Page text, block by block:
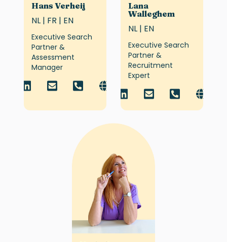
Hans Verheij
NL | FR | EN
Executive Search
Partner &
Assessment
Manager
Lana
Walleghem
NL | EN
Executive Search
Partner &
Recruitment
Expert